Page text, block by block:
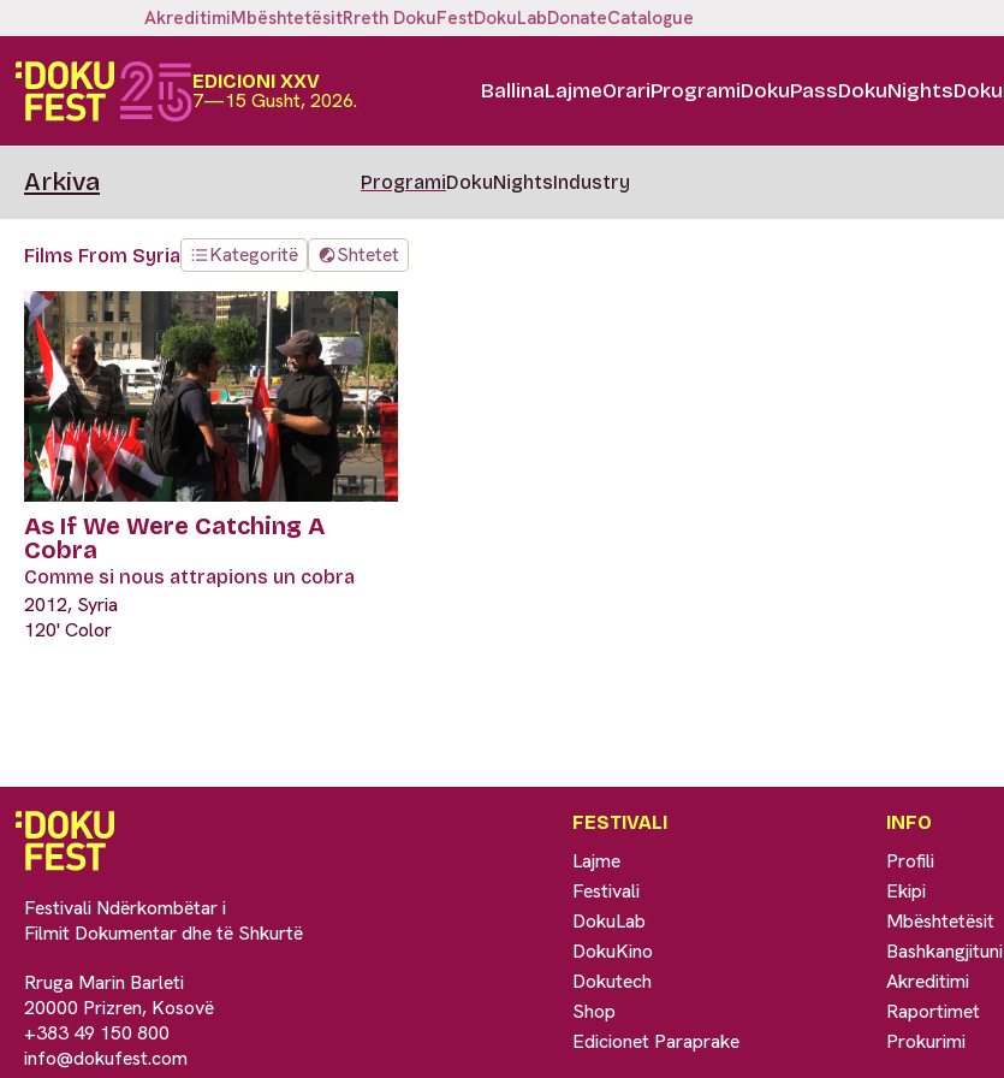
AkreditimiMbështetësitRreth DokuFestDokuLabDonateCatalogue
EDICIONI XXV
7—15 Gusht, 2026. BallinaLajmeOrariProgramiDokuPassDokuNights
Arkiva ProgramiDokuNightsIndustry
Films From Syria Kategoritë Shtetet
As If We Were Catching A
Cobra
Comme si nous attrapions un cobra
2012, Syria
120' Color
Festivali Ndërkombëtar i
Filmit Dokumentar dhe të Shkurtë
Rruga Marin Barleti
20000 Prizren, Kosovë
+383 49 150 800
info@dokufest.com
FESTIVALI
Lajme
Festivali
DokuLab
DokuKino
Dokutech
Shop
Edicionet Paraprake
INFO
Profili
Ekipi
Mbështetësit
Bashkangjituni
Akreditimi
Raportimet
Prokurimi